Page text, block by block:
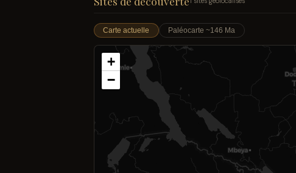
Carte actuelle Paléocarte ~146 Ma
+
−